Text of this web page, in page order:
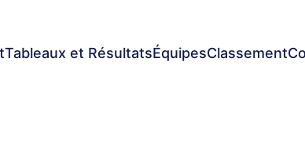
Tableaux et RésultatsÉquipesClassement